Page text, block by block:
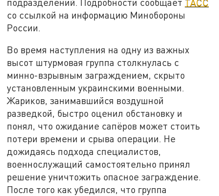
со ссылкой на информацию Минобороны
России.
Во время наступления на одну из важных
высот штурмовая группа столкнулась с
минно-взрывным заграждением, скрыто
установленным украинскими военными.
Жариков, занимавшийся воздушной
разведкой, быстро оценил обстановку и
понял, что ожидание сапёров может стоить
потери времени и срыва операции. Не
дожидаясь подхода специалистов,
военнослужащий самостоятельно принял
решение уничтожить опасное заграждение.
После того как убедился, что группа